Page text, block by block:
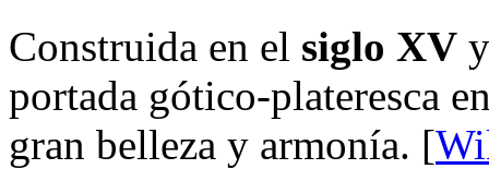
Construida en el siglo XV
portada gótico-plateresca
gran belleza y armonía. [